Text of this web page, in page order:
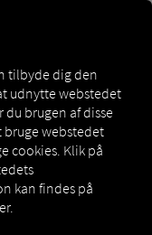
DataPackage
tilbyde dig den
udnytte webstedet
brugen af ​​disse
bruge webstedet
cookies. Klik på
kan findes på